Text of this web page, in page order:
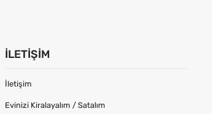
İLETIŞIM
İletişim
Evinizi Kiralayalım / Satalım